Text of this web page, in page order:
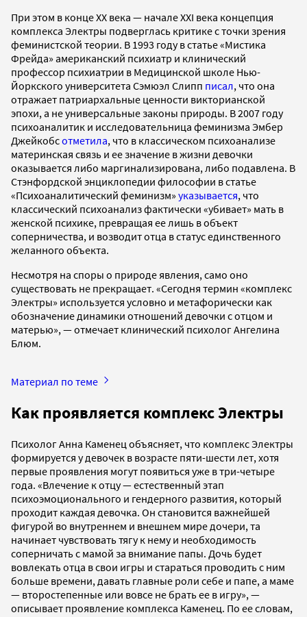
При этом в конце ХХ века — начале XXI века концепция
комплекса Электры подверглась критике с точки зрения
феминистской теории. В 1993 году в статье «Мистика
Фрейда» американский психиатр и клинический
профессор психиатрии в Медицинской школе Нью-
Йоркского университета Сэмюэл Слипп писал, что она
отражает патриархальные ценности викторианской
эпохи, а не универсальные законы природы. В 2007 году
психоаналитик и исследовательница феминизма Эмбер
Джейкобсотметила, что в классическом психоанализе
материнская связь и ее значение в жизни девочки
оказывается либо маргинализирована, либо подавлена. В
Стэнфордской энциклопедии философии в статье
«Психоаналитический феминизм» указывается, что
классический психоанализ фактически «убивает» мать в
женской психике, превращая ее лишь в объект
соперничества, и возводит отца в статус единственного
желанного объекта.
Несмотря на споры о природе явления, само оно
существовать не прекращает. «Сегодня термин «комплекс
Электры» используется условно и метафорически как
обозначение динамики отношений девочки с отцом и
матерью», — отмечает клинический психолог Ангелина
Блюм.
Материал по теме
Как проявляется комплекс Электры
Психолог Анна Каменец объясняет, что комплекс Электры
формируется у девочек в возрасте пяти-шести лет, хотя
первые проявления могут появиться уже в три-четыре
года. «Влечение к отцу — естественный этап
психоэмоционального и гендерного развития, который
проходит каждая девочка. Он становится важнейшей
фигурой во внутреннем и внешнем мире дочери, та
начинает чувствовать тягу к нему и необходимость
соперничать с мамой за внимание папы. Дочь будет
вовлекать отца в свои игры и стараться проводить с ним
больше времени, давать главные роли себе и папе, а маме
— второстепенные или вовсе не брать ее в игру», —
описывает проявление комплекса Каменец. По ее словам,